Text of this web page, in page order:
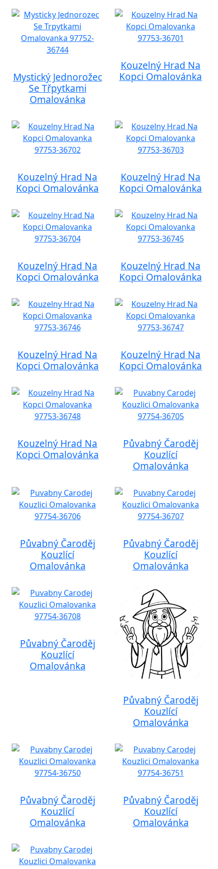
Mystický Jednorožec
Se Třpytkami
Omalovánka
Kouzelný Hrad Na
Kopci Omalovánka
Kouzelný Hrad Na
Kopci Omalovánka
Kouzelný Hrad Na
Kopci Omalovánka
Kouzelný Hrad Na
Kopci Omalovánka
Kouzelný Hrad Na
Kopci Omalovánka
Kouzelný Hrad Na
Kopci Omalovánka
Kouzelný Hrad Na
Kopci Omalovánka
Kouzelný Hrad Na
Kopci Omalovánka
Půvabný Čaroděj
Kouzlící
Omalovánka
Půvabný Čaroděj
Kouzlící
Omalovánka
Půvabný Čaroděj
Kouzlící
Omalovánka
Půvabný Čaroděj
Kouzlící
Omalovánka
Půvabný Čaroděj
Kouzlící
Omalovánka
Půvabný Čaroděj
Kouzlící
Omalovánka
Půvabný Čaroděj
Kouzlící
Omalovánka